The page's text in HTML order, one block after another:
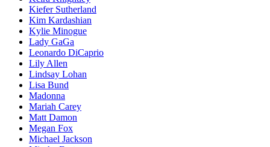
Kiefer Sutherland
Kim Kardashian
Kylie Minogue
Lady GaGa
Leonardo DiCaprio
Lily Allen
Lindsay Lohan
Lisa Bund
Madonna
Mariah Carey
Matt Damon
Megan Fox
Michael Jackson